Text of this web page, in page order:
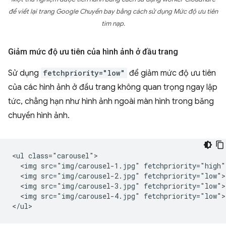
để viết lại trang Google Chuyến bay bằng cách sử dụng Mức độ ưu tiên
tìm nạp.
Giảm mức độ ưu tiên của hình ảnh ở đầu trang
Sử dụng fetchpriority="low" để giảm mức độ ưu tiên
của các hình ảnh ở đầu trang không quan trọng ngay lập
tức, chẳng hạn như hình ảnh ngoài màn hình trong băng
chuyền hình ảnh.
<ul class="carousel">
<img src="img/carousel-1.jpg"
  <img src="img/carousel-2.jpg" fetchpriority="low">
  <img src="img/carousel-3.jpg" fetchpriority="low">
  <img src="img/carousel-4.jpg" fetchpriority="low">